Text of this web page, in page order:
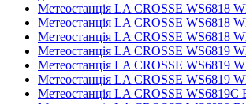
Метеостанція LA CROSSE WS6818
Метеостанція LA CROSSE WS6818
Метеостанція LA CROSSE WS6818
Метеостанція LA CROSSE WS6819
Метеостанція LA CROSSE WS6819
Метеостанція LA CROSSE WS6819
Метеостанція LA CROSSE WS6819C